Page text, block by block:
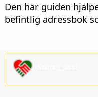
Den här guiden
befintlig adressbok